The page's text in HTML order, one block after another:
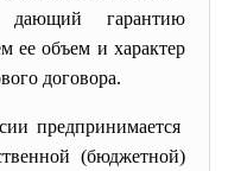
дающий гарантию
ее объем и характер
договора.
предпринимается
(бюджетной)